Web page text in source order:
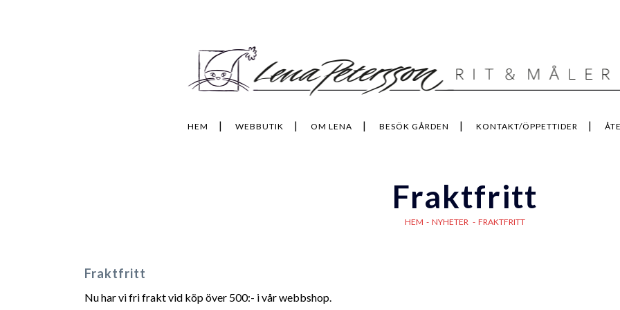
HEM WEBBUTIK OM LENA BESÖK GÅRDEN KONTAKT/ÖPPETTIDER
Fraktfritt
HEM - NYHETER - FRAKTFRITT
Fraktfritt
Nu har vi fri frakt vid köp över 500:- i vår webbshop.